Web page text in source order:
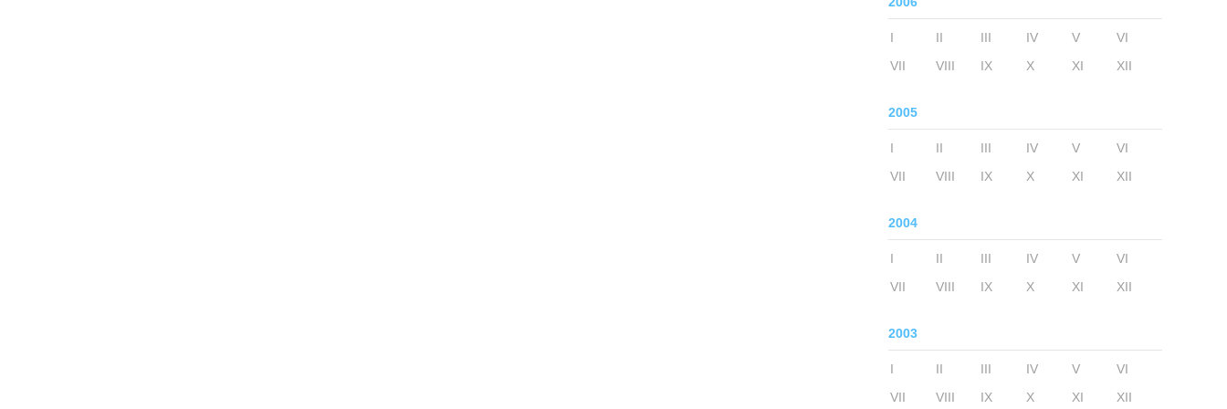
I II III IV V
VI
VII
VIII IX X XI XII
2005
I II III IV V
VI
VII
VIII IX X XI XII
2004
I II III IV V
VI
VII
VIII IX X XI XII
2003
I II III IV V
VI
VII
VIII IX X XI XII